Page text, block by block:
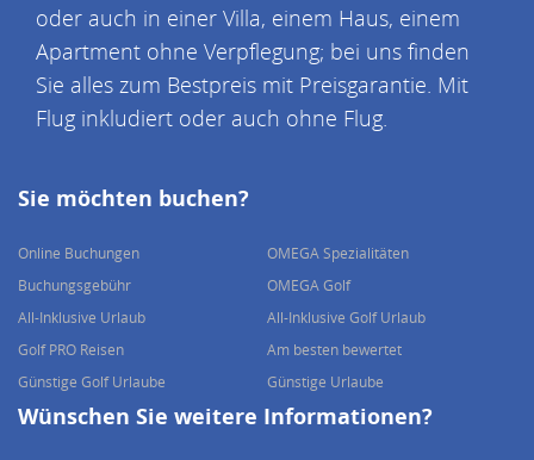
oder auch in einer Villa, einem Haus, einem
Apartment ohne Verpflegung; bei uns finden
Sie alles zum Bestpreis mit Preisgarantie. Mit
Flug inkludiert oder auch ohne Flug.
Sie möchten buchen?
Online Buchungen
OMEGA Spezialitäten
Buchungsgebühr
OMEGA Golf
All-Inklusive Urlaub
All-Inklusive Golf Urlaub
Golf PRO Reisen
Am besten bewertet
Günstige Golf Urlaube
Günstige Urlaube
Wünschen Sie weitere Informationen?